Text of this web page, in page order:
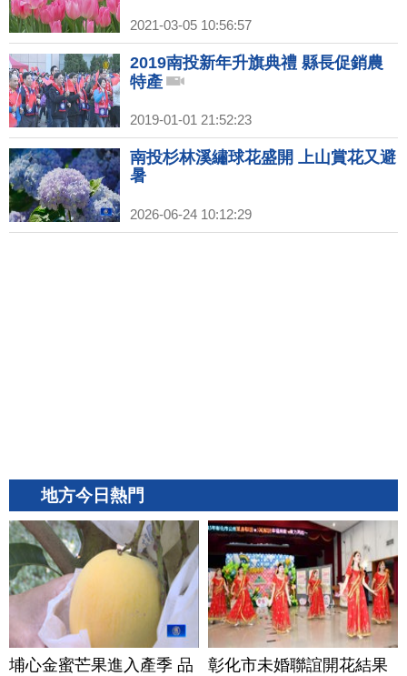
2021-03-05 10:56:57
2019南投新年升旗典禮 縣長促銷農
特產
2019-01-01 21:52:23
南投杉林溪繡球花盛開 上山賞花又避
暑
2026-06-24 10:12:29
地方今日熱門
埔心金蜜芒果進入產季 品
彰化市未婚聯誼開花結果